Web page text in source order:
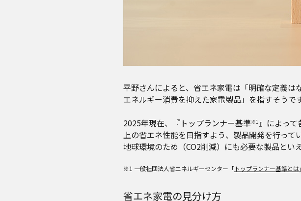
平野さんによると、省エネ家電は「明確な定義は
エネルギー消費を抑えた家電製品」を指すそうです
2025年現在、『トップランナー基準※1』によって
上の省エネ性能を目指すよう、製品開発を行って
地球環境のため（CO2削減）にも必要な製品といえ
※1 一般社団法人省エネルギーセンター「トップランナー基準とは」
省エネ家電の見分け方